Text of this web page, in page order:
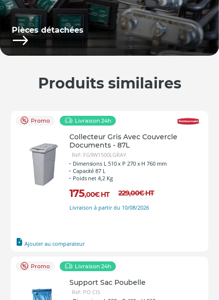
Pièces détachées
Produits similaires
Promo Livraison 24h
Collecteur Gris Avec Couvercle
Documents - 87L
Ref: FG9W1500LGRAY
Dimensions L 510 x P 270 x H 760 mm
Capacité 87 L
Poids net 4,2 Kg
175,00€ HT 229,00€HT
Livraison à partir du 10/08/2026
Ajouter au comparateur
Promo Livraison 24h
Support Sac Poubelle
Ref: PO CIS